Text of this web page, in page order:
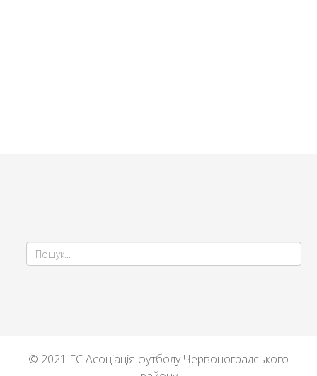
© 2021 ГС Асоціація футболу Червоноградського